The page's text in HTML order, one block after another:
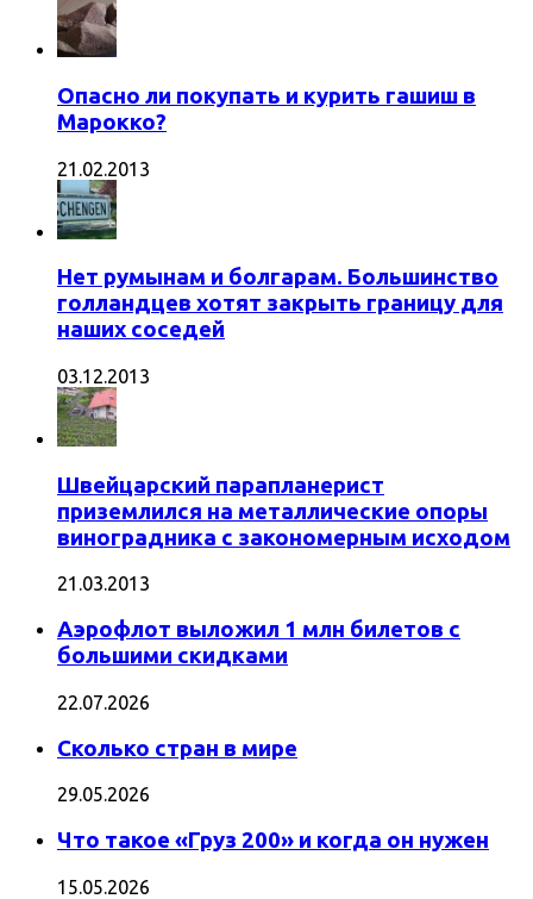
Опасно ли покупать и курить гашиш в
Марокко?
21.02.2013
Нет румынам и болгарам. Большинство
голландцев хотят закрыть границу для
наших соседей
03.12.2013
Швейцарский парапланерист
приземлился на металлические опоры
виноградника с закономерным исходом
21.03.2013
Аэрофлот выложил 1 млн билетов с
большими скидками
22.07.2026
Сколько стран в мире
29.05.2026
Что такое «Груз 200» и когда он нужен
15.05.2026